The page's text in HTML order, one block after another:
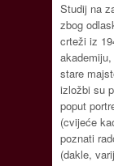
Studij na
zbog
crteži iz
stare
izložbi su
poput
(cvijeće
poznati
(dakle,